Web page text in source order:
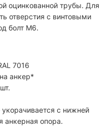
оцинкованной трубы. Для
отверстия с винтовыми
болт М6.
7016
анкер*
с нижней
анкерная опора.